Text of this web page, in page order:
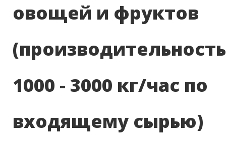
овощей и фруктов
(производительность
1000 - 3000 кг/час по
входящему сырью)